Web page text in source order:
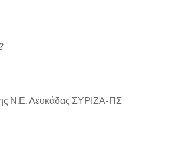
Ν.Ε. Λευκάδας ΣΥΡΙΖΑ-ΠΣ